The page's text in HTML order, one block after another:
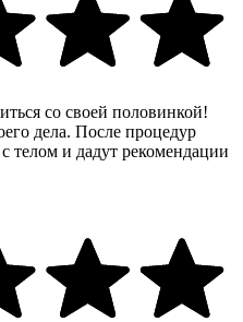
со своей половинкой!
дела. После процедур
телом и дадут рекомендации